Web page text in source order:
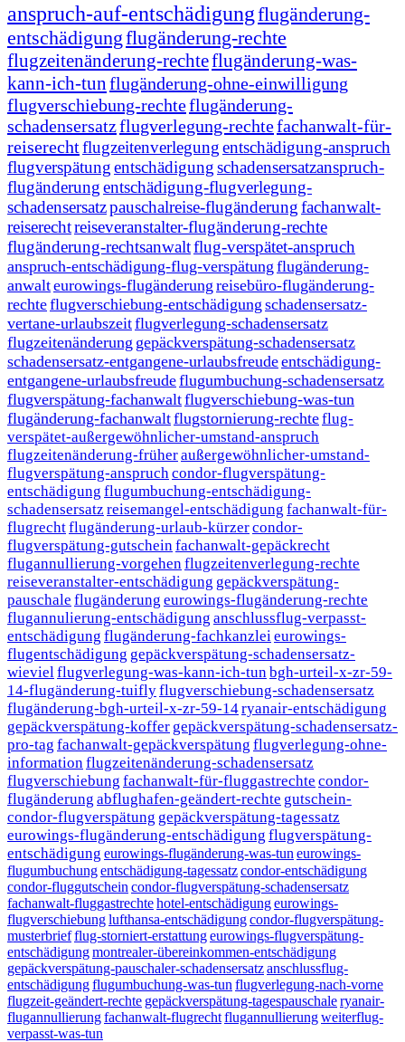
anspruch-auf-entschädigungflugänderung-
entschädigungflugänderung-rechte
flugzeitenänderung-rechteflugänderung-was-
kann-ich-tun flugänderung-ohne-einwilligung
flugverschiebung-rechteflugänderung-
schadensersatzflugverlegung-rechtefachanwalt-für-
reiserechtflugzeitenverlegungentschädigung-anspruch
flugverspätungentschädigungschadensersatzanspruch-
flugänderungentschädigung-flugverlegung-
schadensersatzpauschalreise-flugänderungfachanwalt-
reiserechtreiseveranstalter-flugänderung-rechte
flugänderung-rechtsanwaltflug-verspätet-anspruch
anspruch-entschädigung-flug-verspätung flugänderung-
anwalteurowings-flugänderung reisebüro-flugänderung-
rechteflugverschiebung-entschädigung schadensersatz-
vertane-urlaubszeitflugverlegung-schadensersatz
flugzeitenänderung gepäckverspätung-schadensersatz
schadensersatz-entgangene-urlaubsfreudeentschädigung-
entgangene-urlaubsfreudeflugumbuchung-schadensersatz
flugverspätung-fachanwaltflugverschiebung-was-tun
flugänderung-fachanwaltflugstornierung-rechteflug-
verspätet-außergewöhnlicher-umstand-anspruch
flugzeitenänderung-früheraußergewöhnlicher-umstand-
flugverspätung-anspruch condor-flugverspätung-
entschädigung flugumbuchung-entschädigung-
schadensersatz reisemangel-entschädigung fachanwalt-für-
flugrechtflugänderung-urlaub-kürzercondor-
flugverspätung-gutschein fachanwalt-gepäckrecht
flugannullierung-vorgehen flugzeitenverlegung-rechte
reiseveranstalter-entschädigung gepäckverspätung-
pauschale flugänderung eurowings-flugänderung-rechte
flugannulierung-entschädigung anschlussflug-verpasst-
entschädigung flugänderung-fachkanzlei eurowings-
flugentschädigung gepäckverspätung-schadensersatz-
wieviel flugverlegung-was-kann-ich-tun bgh-urteil-x-zr-59-
14-flugänderung-tuiflyflugverschiebung-schadensersatz
flugänderung-bgh-urteil-x-zr-59-14ryanair-entschädigung
gepäckverspätung-koffer gepäckverspätung-schadensersatz-
pro-tag fachanwalt-gepäckverspätung flugverlegung-ohne-
information flugzeitenänderung-schadensersatz
flugverschiebung fachanwalt-für-fluggastrechte condor-
flugänderung abflughafen-geändert-rechte gutschein-
condor-flugverspätung gepäckverspätung-tagessatz
eurowings-flugänderung-entschädigung flugverspätung-
entschädigung eurowings-flugänderung-was-tun eurowings-
flugumbuchungentschädigung-tagessatzcondor-entschädigung
condor-fluggutschein condor-flugverspätung-schadensersatz
fachanwalt-fluggastrechtehotel-entschädigungeurowings-
flugverschiebunglufthansa-entschädigungcondor-flugverspätung-
musterbriefflug-storniert-erstattungeurowings-flugverspätung-
entschädigungmontrealer-übereinkommen-entschädigung
gepäckverspätung-pauschaler-schadensersatzanschlussflug-
entschädigungflugumbuchung-was-tun flugverlegung-nach-vorne
flugzeit-geändert-rechte gepäckverspätung-tagespauschaleryanair-
flugannullierungfachanwalt-flugrechtflugannullierungweiterflug-
verpasst-was-tun